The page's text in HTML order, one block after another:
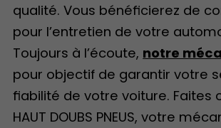
qualité. Vous bénéficierez de
pour l’entretien de votre
Toujours à l’écoute, notre
pour objectif de garantir votre
fiabilité de votre voiture. Faites
HAUT DOUBS PNEUS, votre